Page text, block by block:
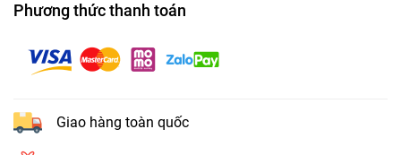
Phương thức thanh toán
Giao hàng toàn quốc